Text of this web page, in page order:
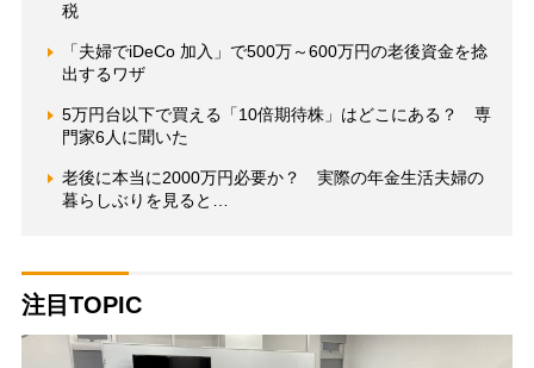
税
「夫婦でiDeCo 加入」で500万～600万円の老後資金を捻
出するワザ
5万円台以下で買える「10倍期待株」はどこにある？ 専
門家6人に聞いた
老後に本当に2000万円必要か？ 実際の年金生活夫婦の
暮らしぶりを見ると…
注目TOPIC